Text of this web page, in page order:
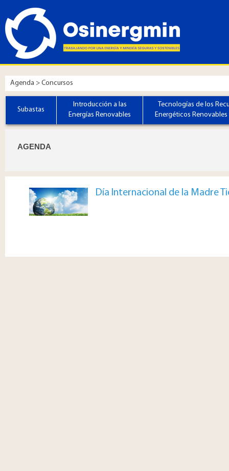
Agenda > Concursos
Subastas
Introducción a las
Energías Renovables
Tecnologías de los
Energéticos Renovables
​​​​​​AGENDA
Día Internacional de la Madre